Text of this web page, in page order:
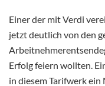
Einer der mit Verdi
jetzt deutlich von den
Erfolg feiern wollten.
in diesem Tarifwerk